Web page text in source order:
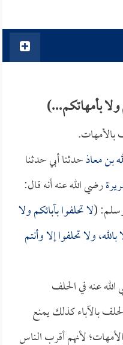
بأمهاتكم...)
بالأمهات.
بن معاذحدثنا أبي حدثنا
رضي الله عنه أنه قال:
(لا تحلفوا بآبائكم ولا
ولا تحلفوا إلا وأنتم
عنه في الحلف
بالآباء كذلك يمنع
لأنهم أقرب الناس